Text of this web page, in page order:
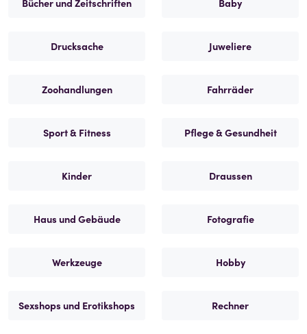
Bücher und Zeitschriften Baby
Drucksache Juweliere
Zoohandlungen Fahrräder
Sport & Fitness Pflege & Gesundheit
Kinder Draussen
Haus und Gebäude Fotografie
Werkzeuge Hobby
Sexshops und Erotikshops Rechner